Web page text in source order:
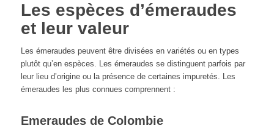
Les espèces d’émeraudes
et leur valeur
Les émeraudes peuvent être divisées en variétés ou en types
plutôt qu’en espèces. Les émeraudes se distinguent parfois par
leur lieu d’origine ou la présence de certaines impuretés. Les
émeraudes les plus connues comprennent :
Emeraudes de Colombie